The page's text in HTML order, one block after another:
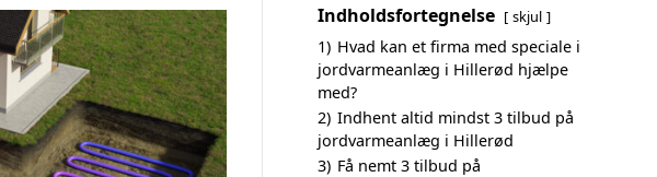
Indholdsfortegnelse skjul
1) Hvad kan et firma med speciale i
jordvarmeanlæg i Hillerød hjælpe
med?
2) Indhent altid mindst 3 tilbud på
jordvarmeanlæg i Hillerød
3) Få nemt 3 tilbud på